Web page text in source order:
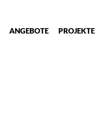
ANGEBOTE PROJEKTE